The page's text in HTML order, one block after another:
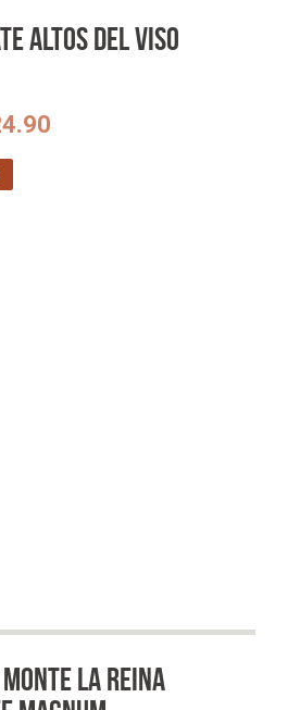
Altos del Viso
la Reina